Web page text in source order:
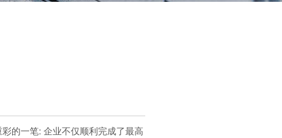
的一笔: 企业不仅顺利完成了最高